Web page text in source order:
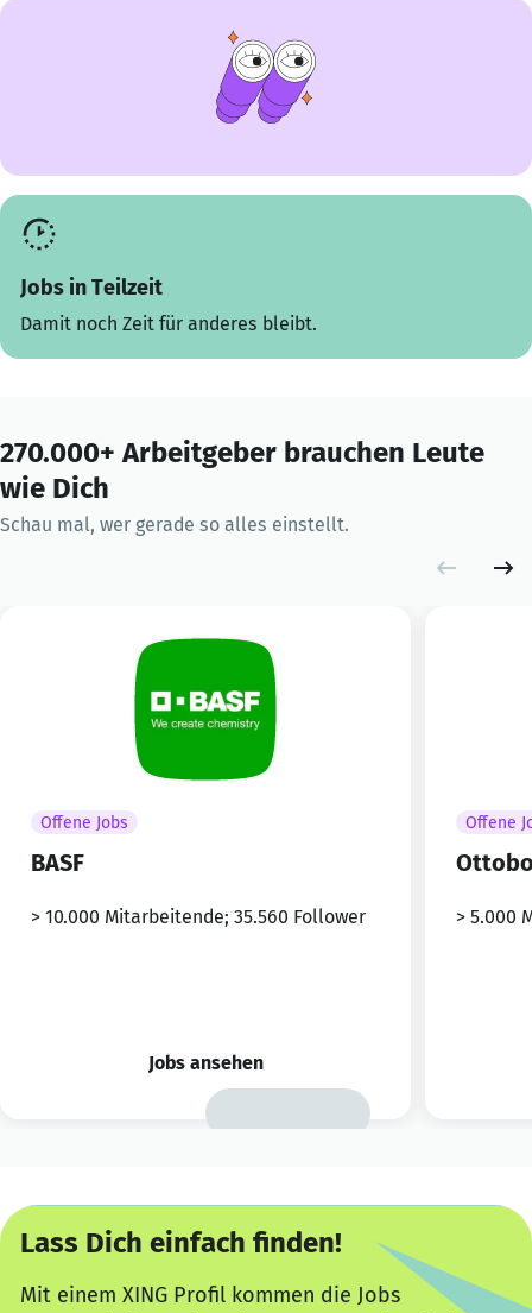
Jobs in Teilzeit
Damit noch Zeit für anderes bleibt.
270.000+ Arbeitgeber brauchen Leute
wie Dich
Schau mal, wer gerade so alles einstellt.
Offene Jobs
BASF
> 10.000 Mitarbeitende; 35.560 Follower
Jobs ansehen
Offene
> 5.000
Lass Dich einfach finden!
Mit einem XING Profil kommen die Jobs